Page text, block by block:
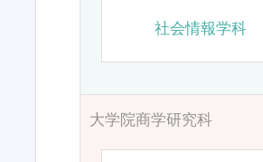
社会情報学科
大学院商学研究科